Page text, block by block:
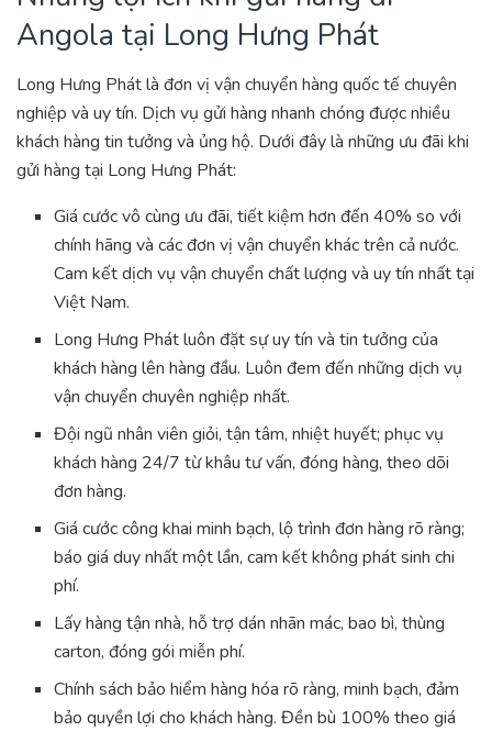
Angola tại Long Hưng Phát
Long Hưng Phát là đơn vị vận chuyển hàng quốc tế chuyên
nghiệp và uy tín. Dịch vụ gửi hàng nhanh chóng được nhiều
khách hàng tin tưởng và ủng hộ. Dưới đây là những ưu đãi khi
gửi hàng tại Long Hưng Phát:
Giá cước vô cùng ưu đãi, tiết kiệm hơn đến 40% so với
chính hãng và các đơn vị vận chuyển khác trên cả nước.
Cam kết dịch vụ vận chuyển chất lượng và uy tín nhất tại
Việt Nam.
Long Hưng Phát luôn đặt sự uy tín và tin tưởng của
khách hàng lên hàng đầu. Luôn đem đến những dịch vụ
vận chuyển chuyên nghiệp nhất.
Đội ngũ nhân viên giỏi, tận tâm, nhiệt huyết; phục vụ
khách hàng 24/7 từ khâu tư vấn, đóng hàng, theo dõi
đơn hàng.
Giá cước công khai minh bạch, lộ trình đơn hàng rõ ràng;
báo giá duy nhất một lần, cam kết không phát sinh chi
phí.
Lấy hàng tận nhà, hỗ trợ dán nhãn mác, bao bì, thùng
carton, đóng gói miễn phí.
Chính sách bảo hiểm hàng hóa rõ ràng, minh bạch, đảm
bảo quyền lợi cho khách hàng. Đền bù 100% theo giá